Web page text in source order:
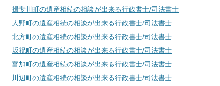
揖斐川町の遺産相続の相談が出来る行政書士/司法書士
大野町の遺産相続の相談が出来る行政書士/司法書士
北方町の遺産相続の相談が出来る行政書士/司法書士
坂祝町の遺産相続の相談が出来る行政書士/司法書士
富加町の遺産相続の相談が出来る行政書士/司法書士
川辺町の遺産相続の相談が出来る行政書士/司法書士